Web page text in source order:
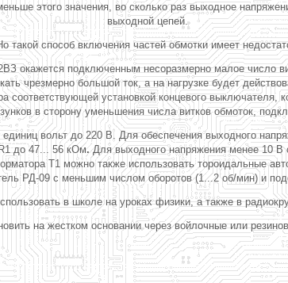
этого значения, во сколько раз выходное
выходной цепей.
такой способ включения частей обмотки имеет
окажется подключенным несоразмерно малое число
чрезмерно большой ток, а на нагрузке будет
соответствующей установкой концевого
в сторону уменьшения числа витков обмоток,
вольт до 220 В. Для обеспечения выходного
до 47... 56 кОм.Для выходного напряжения менее 10 В
Т1 можно также использовать тороидальные
РД-09 с меньшим числом оборотов (1...2 об/мин) и
в школе на уроках физики, а также в
на жестком основании через войлочные или